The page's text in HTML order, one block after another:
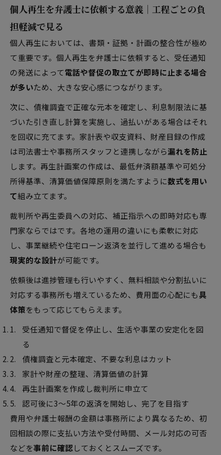
個人再生を弁護士に依頼する意義｜工程ごとの負
担軽減で見る
個人再生においては、書類・証拠・計画の整合性が極め
て重要です。個人再生を弁護士に依頼すると、受任通知
の発送によって電話や督促の取立てが即時に止まる場合
が多いため、大きな安心感につながります。
次に、債権調査で正確な元本を確定し、利息制限法に基
づいた引き直し計算を実施し、過払いがある場合はそれ
を回収に充てます。家計表や収支資料、財産目録の作成
は司法書士や事務所スタッフと連携しながら漏れを防止
します。再生計画案の作成は、最低弁済額基準や可処分
所得基準、清算価値保障原則を満たすように数式を用い
て組み立てます。
裁判所や再生委員への対応、補正指示への即時対応も専
門家ならではです。各地の運用の違いにも柔軟に対応
し、事業継続や住宅ローン返済を並行して進める場合も
現実的な設計が可能です。
依頼後は進捗管理も行いやすく、無料相談や分割払いに
対応する事務所も増えているため、費用面の心配にも具
体策をもって応じてもらえます。
受任通知で督促を停止し、生活や事業の安定化を図
る
債権調査と元本確定、不要な利息はカット
家計や財産の整理、清算価値の計算
再生計画案を作成し裁判所に申立て
認可後に3〜5年の返済を開始し、完了を目指す
費用や弁護士報酬の金額は事務所により異なるため、初
回相談の際に支払い方法や受付時間、メール対応の可否
などを事前に確認しておくとスムーズです。